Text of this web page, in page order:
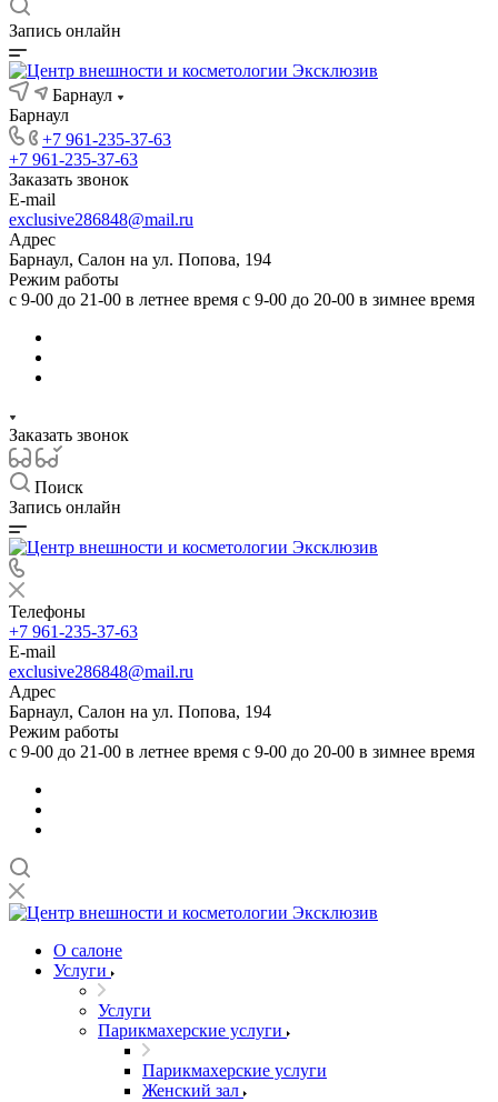
Запись онлайн
Барнаул
Барнаул
+7 961-235-37-63
+7 961-235-37-63
Заказать звонок
E-mail
exclusive286848@mail.ru
Адрес
Барнаул, Салон на ул. Попова, 194
Режим работы
с 9-00 до 21-00 в летнее время с 9-00 до 20-00 в зимнее время
Заказать звонок
Поиск
Запись онлайн
Телефоны
+7 961-235-37-63
E-mail
exclusive286848@mail.ru
Адрес
Барнаул, Салон на ул. Попова, 194
Режим работы
с 9-00 до 21-00 в летнее время с 9-00 до 20-00 в зимнее время
О салоне
Услуги
Услуги
Парикмахерские услуги
Парикмахерские услуги
Женский зал